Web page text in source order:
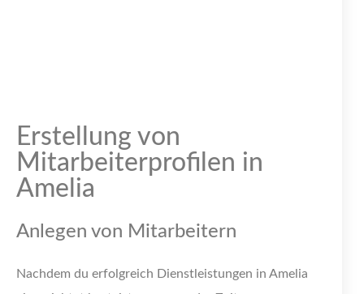
Erstellung von
Mitarbeiterprofilen in
Amelia
Anlegen von Mitarbeitern
Nachdem du erfolgreich Dienstleistungen in Amelia